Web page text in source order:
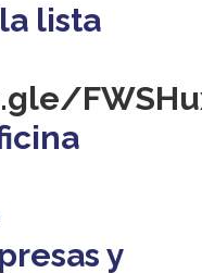
lista
y